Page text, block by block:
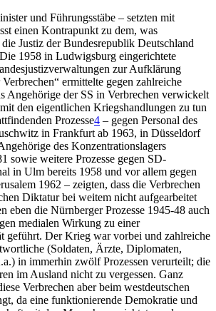
und Führungsstäbe – setzten mit
einen Kontrapunkt zu dem, was
Justiz der Bundesrepublik Deutschland
1958 in Ludwigsburg eingerichtete
zur Aufklärung
ermittelte gegen zahlreiche
Angehörige der SS in Verbrechen verwickelt
den eigentlichen Kriegshandlungen zu tun
Prozesse4 – gegen Personal des
in Frankfurt ab 1963, in Düsseldorf
des Konzentrationslagers
sowie weitere Prozesse gegen SD-
in Ulm bereits 1958 und vor allem gegen
1962 – zeigten, dass die Verbrechen
Diktatur bei weitem nicht aufgearbeitet
eben die Nürnberger Prozesse 1945-48 auch
medialen Wirkung zu einer
geführt. Der Krieg war vorbei und zahlreiche
(Soldaten, Ärzte, Diplomaten,
in immerhin zwölf Prozessen verurteilt; die
im Ausland nicht zu vergessen. Ganz
Verbrechen aber beim westdeutschen
da eine funktionierende Demokratie und